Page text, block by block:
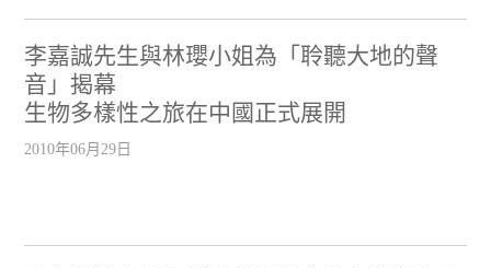
李嘉誠先生與林瓔小姐為「聆聽大地的聲
音」揭幕
生物多樣性之旅在中國正式展開
2010年06月29日